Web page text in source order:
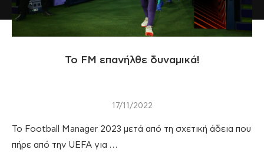
Το FM επανήλθε δυναμικά!
17/11/2022
Το Football Manager 2023 μετά από τη σχετική άδεια που
πήρε από την UEFA για …